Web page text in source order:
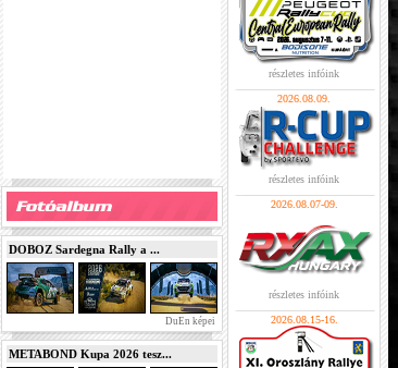
DOBOZ Sardegna Rally a ...
DuEn képei
METABOND Kupa 2026 tesz...
részletes infóink
2026.08.09.
részletes infóink
2026.08.07-09.
részletes infóink
2026.08.15-16.